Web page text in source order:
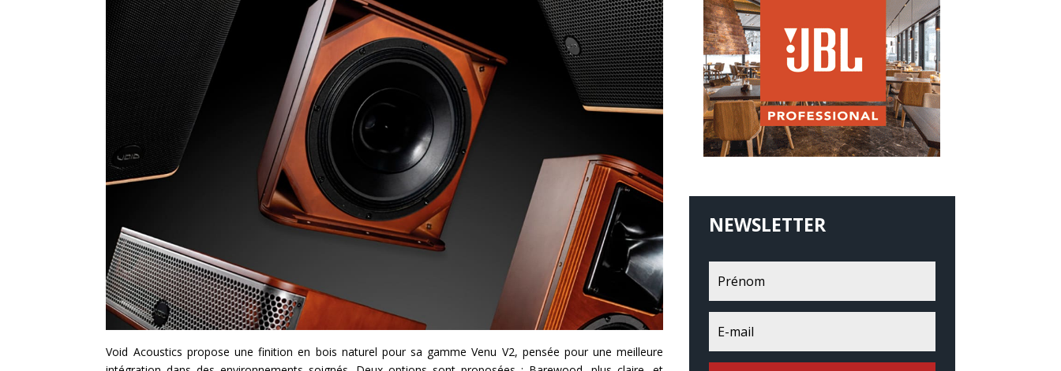
Void Acoustics propose une finition en bois naturel pour sa gamme Venu V2, pensée pour une meilleure
NEWSLETTER